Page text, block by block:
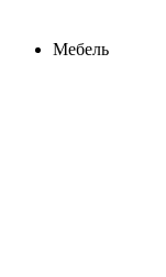
Мебель